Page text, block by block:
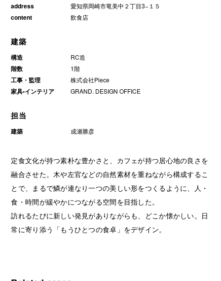
address 愛知県岡崎市竜美中２丁目3−１５
content 飲食店
建築
構造 RC造
階数 1階
工事・監理 株式会社Piece
家具•インテリア GRAND. DESIGN OFFICE
担当
建築 成瀬勝彦
定食文化が持つ素朴な豊かさと、カフェが持つ居心地の良さを
融合させた。木や左官などの自然素材を重ねながら構成するこ
とで、まるで鱗が連なり一つの美しい形をつくるように、人・
食・時間が緩やかにつながる空間を目指した。
訪れるたびに新しい発見がありながらも、どこか懐かしい。日
常に寄り添う「もうひとつの食卓」をデザイン。